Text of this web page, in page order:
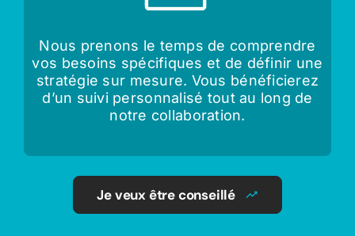
Nous prenons le temps de comprendre
vos besoins spécifiques et de définir une
stratégie sur mesure. Vous bénéficierez
d’un suivi personnalisé tout au long de
notre collaboration.
Je veux être conseillé